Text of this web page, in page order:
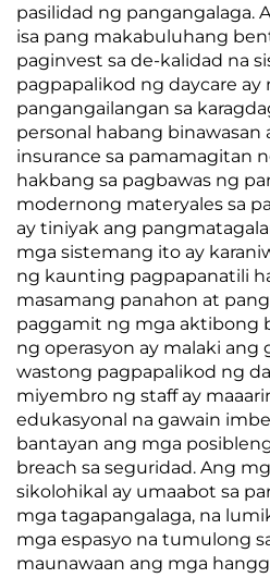
pasilidad ng pangangalaga.
isa pang makabuluhang
paginvest sa de-kalidad na
pagpapalikod ng daycare
pangangailangan sa
personal habang
insurance sa pamamagitan
hakbang sa pagbawas ng
modernong materyales sa
ay tiniyak ang
mga sistemang ito ay
ng kaunting pagpapanatili
masamang panahon at
paggamit ng mga aktibong
ng operasyon ay malaki ang
wastong pagpapalikod ng
miyembro ng staff ay
edukasyonal na gawain
bantayan ang mga
breach sa seguridad. Ang
sikolohikal ay umaabot sa
mga tagapangalaga, na
mga espasyo na tumulong
maunawaan ang mga